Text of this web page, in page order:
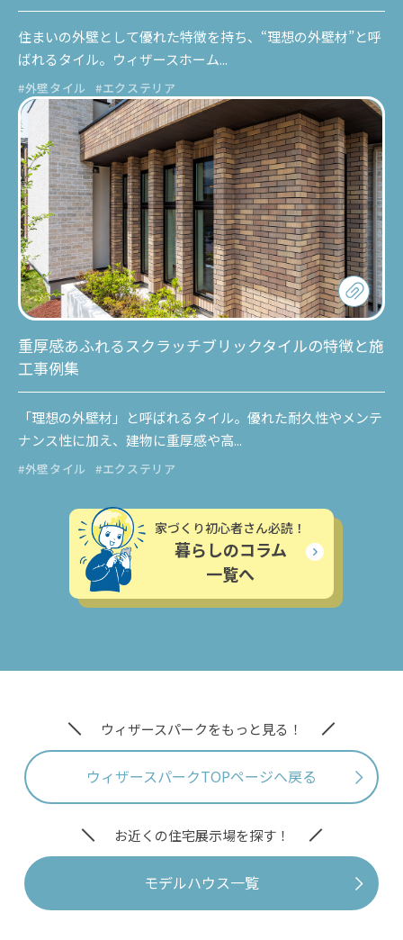
住まいの外壁として優れた特徴を持ち、“理想の外壁材”と呼
ばれるタイル。ウィザースホーム...
#外壁タイル #エクステリア
重厚感あふれるスクラッチブリックタイルの特徴と施
工事例集
「理想の外壁材」と呼ばれるタイル。優れた耐久性やメンテ
ナンス性に加え、建物に重厚感や高...
#外壁タイル #エクステリア
家づくり初心者さん必読！
暮らしのコラム
一覧へ
ウィザースパークをもっと見る！
ウィザースパークTOPページへ戻る
お近くの住宅展示場を探す！
モデルハウス一覧